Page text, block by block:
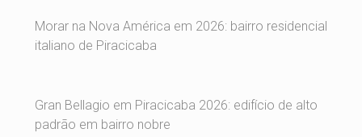
Morar na Nova América em 2026: bairro residencial
italiano de Piracicaba
Gran Bellagio em Piracicaba 2026: edifício de alto
padrão em bairro nobre